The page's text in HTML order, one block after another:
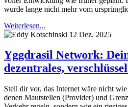
wurde lange nicht mehr vom
Weiterlesen...
12 Dez. 2025
Yggdrasil Network:
dezentrales,
Stell dir vor, das Internet wäre nicht
denen Mautstellen (Provider) und